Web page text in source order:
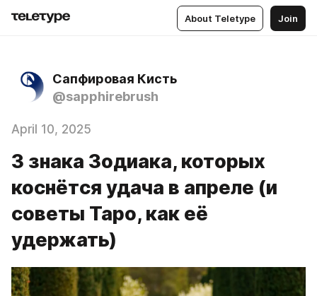
About Teletype Join
Сапфировая Кисть
@sapphirebrush
April 10, 2025
3 знака Зодиака, которых
коснётся удача в апреле (и
советы Таро, как её
удержать)